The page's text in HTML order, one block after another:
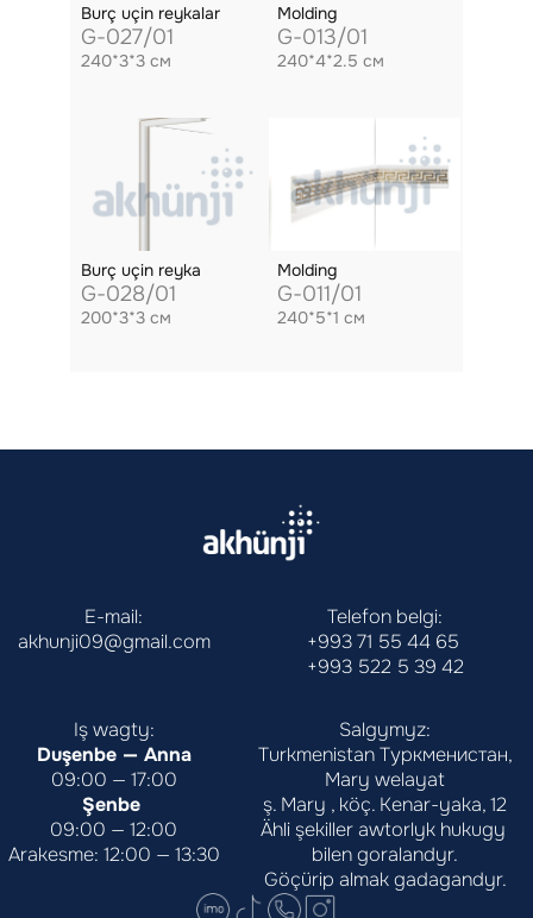
Burç uçin reykalar
G-027/01
240*3*3 см
Molding
G-013/01
240*4*2.5 см
Burç uçin reyka
G-028/01
200*3*3 см
Molding
G-011/01
240*5*1 см
E-mail:
akhunji09@gmail.com
Telefon belgi:
+993 71 55 44 65
+993 522 5 39 42
Iş wagty:
Duşenbe — Anna
09:00 — 17:00
Şenbe
09:00 — 12:00
Arakesme: 12:00 — 13:30
Salgymyz:
Turkmenistan Туркменистан,
Mary welayat
ş. Mary , köç. Kenar-yaka, 12
Ähli şekiller awtorlyk hukugy
bilen goralandyr.
Göçürip almak gadagandyr.